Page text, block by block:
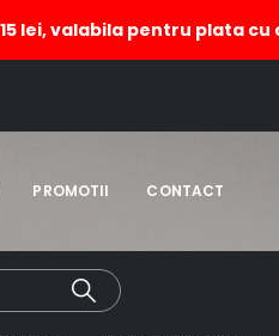
lei, valabila pentru plata cu
PROMOTII CONTACT